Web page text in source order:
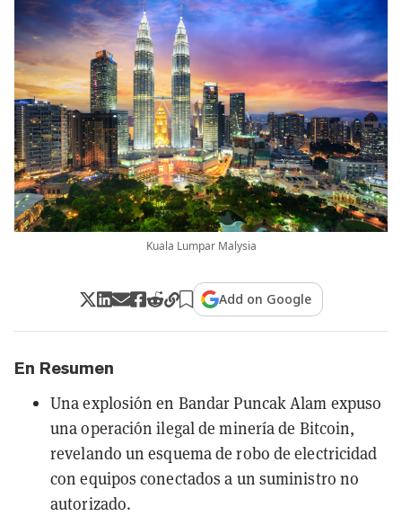
Kuala Lumpar Malysia
Add on Google
En Resumen
Una explosión en Bandar Puncak Alam expuso
una operación ilegal de minería de Bitcoin,
revelando un esquema de robo de electricidad
con equipos conectados a un suministro no
autorizado.